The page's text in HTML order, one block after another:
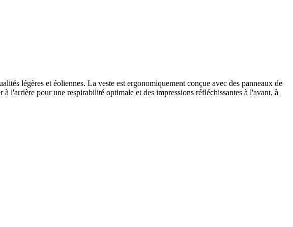
légères et éoliennes. La veste est ergonomiquement conçue avec des panneaux de
l'arrière pour une respirabilité optimale et des impressions réfléchissantes à l'avant, à